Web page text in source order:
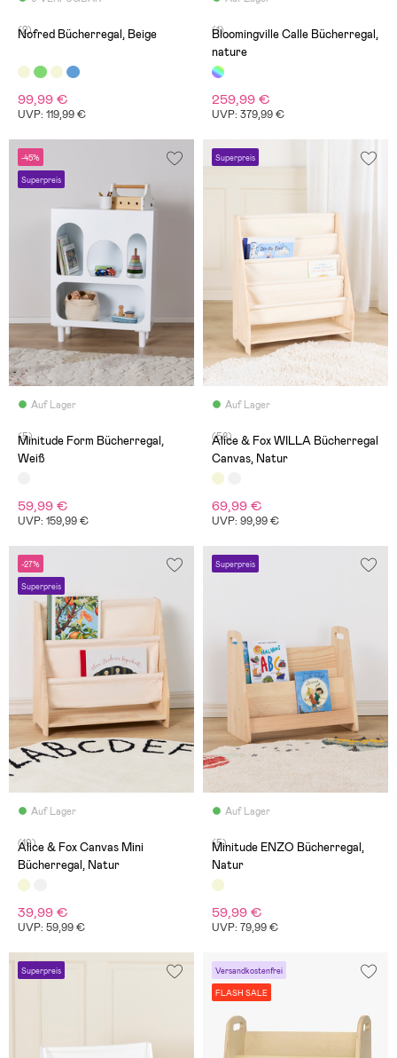
(2)
Nofred Bücherregal, Beige
99,99 €
UVP: 119,99 €
(1)
Bloomingville Calle Bücherregal,
nature
259,99 €
UVP: 379,99 €
-45%
Superpreis
Auf Lager
(5)
Minitude Form Bücherregal,
Weiß
59,99 €
UVP: 159,99 €
Superpreis
Auf Lager
(58)
Alice & Fox WILLA Bücherregal
Canvas, Natur
69,99 €
UVP: 99,99 €
-27%
Superpreis
Auf Lager
(19)
Alice & Fox Canvas Mini
Bücherregal, Natur
39,99 €
UVP: 59,99 €
Superpreis
Auf Lager
(5)
Minitude ENZO Bücherregal,
Natur
59,99 €
UVP: 79,99 €
Superpreis Versandkostenfrei
FLASH SALE